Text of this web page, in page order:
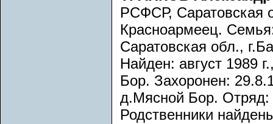
РСФСР, Саратовская
Красноармеец.
Саратовская обл.,
Найден: август 1989
Бор. Захоронен:
д.Мясной Бор. Отряд:
Родственники